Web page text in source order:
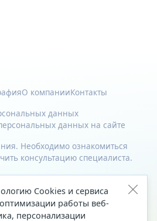
О компанииКонтакты
данных
данных на сайте
Необходимо ознакомиться
консультацию специалиста.
защищены.
Cookies и сервиса
работы веб-
персонализации